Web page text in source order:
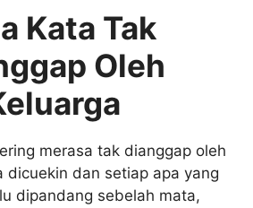
Kata Tak
Oleh
merasa tak dianggap oleh
dicuekin dan setiap apa yang
dipandang sebelah mata,